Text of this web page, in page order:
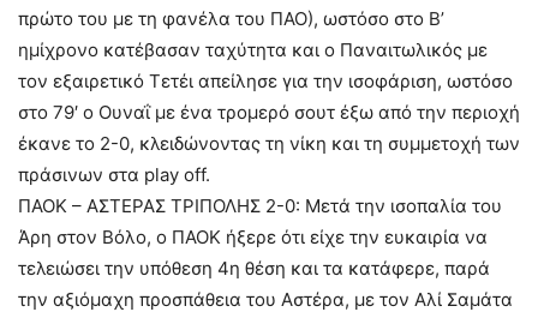
πρώτο του με τη φανέλα του ΠΑΟ), ωστόσο στο Β’
ημίχρονο κατέβασαν ταχύτητα και ο Παναιτωλικός με
τον εξαιρετικό Τετέι απείλησε για την ισοφάριση, ωστόσο
στο 79′ ο Ουναΐ με ένα τρομερό σουτ έξω από την περιοχή
έκανε το 2-0, κλειδώνοντας τη νίκη και τη συμμετοχή των
πράσινων στα play off.
ΠΑΟΚ – ΑΣΤΕΡΑΣ ΤΡΙΠΟΛΗΣ 2-0: Μετά την ισοπαλία του
Άρη στον Βόλο, ο ΠΑΟΚ ήξερε ότι είχε την ευκαιρία να
τελειώσει την υπόθεση 4η θέση και τα κατάφερε, παρά
την αξιόμαχη προσπάθεια του Αστέρα, με τον Αλί Σαμάτα